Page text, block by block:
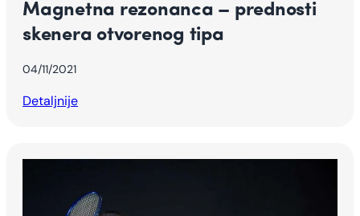
Magnetna rezonanca – prednosti
skenera otvorenog tipa
04/11/2021
Detaljnije